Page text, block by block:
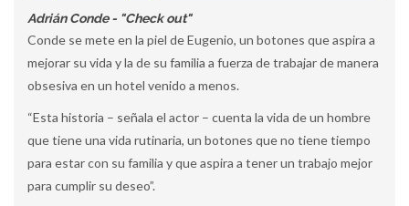
Adrián Conde - "Check out"
Conde se mete en la piel de Eugenio, un botones que aspira a
mejorar su vida y la de su familia a fuerza de trabajar de manera
obsesiva en un hotel venido a menos.
“Esta historia – señala el actor – cuenta la vida de un hombre
que tiene una vida rutinaria, un botones que no tiene tiempo
para estar con su familia y que aspira a tener un trabajo mejor
para cumplir su deseo”.